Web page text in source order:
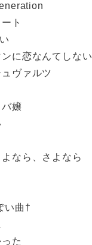
ト
に恋なんてしない
ヴァルツ
嬢
なら、さよなら
い曲†
た